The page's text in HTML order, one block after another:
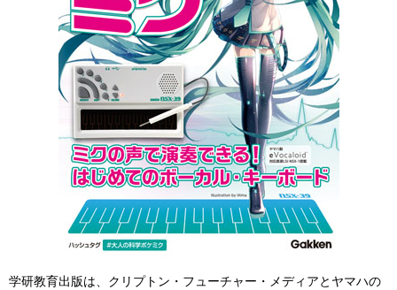
学研教育出版は、クリプトン・フューチャー・メディアとヤマハの